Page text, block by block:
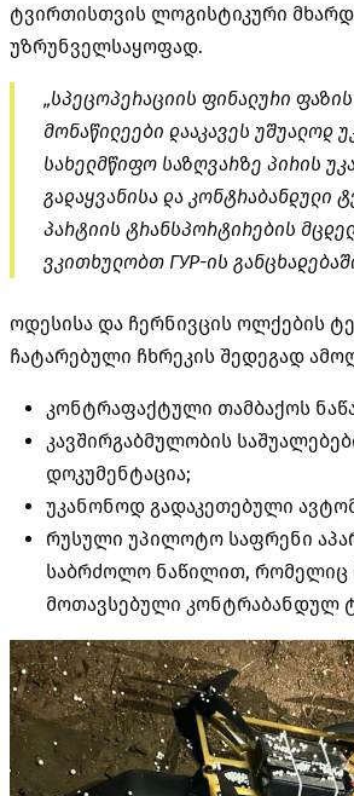
ტვირთისთვის ლოგისტიკური
უზრუნველსაყოფად.
„სპეცოპერაციის ფინალური
მონაწილეები დააკავეს უშუალოდ
სახელმწიფო საზღვარზე პირის
გადაყვანისა და კონტრაბანდული
პარტიის ტრანსპორტირების
ვკითხულობთ ГУР-ის
ოდესისა და ჩერნივცის ოლქების
ჩატარებული ჩხრეკის შედეგად
კონტრაფაქტული თამბაქოს
კავშირგაბმულობის
დოკუმენტაცია;
უკანონოდ გადაკეთებული
რუსული უპილოტო საფრენი
საბრძოლო ნაწილით,
მოთავსებული კონტრაბანდულ